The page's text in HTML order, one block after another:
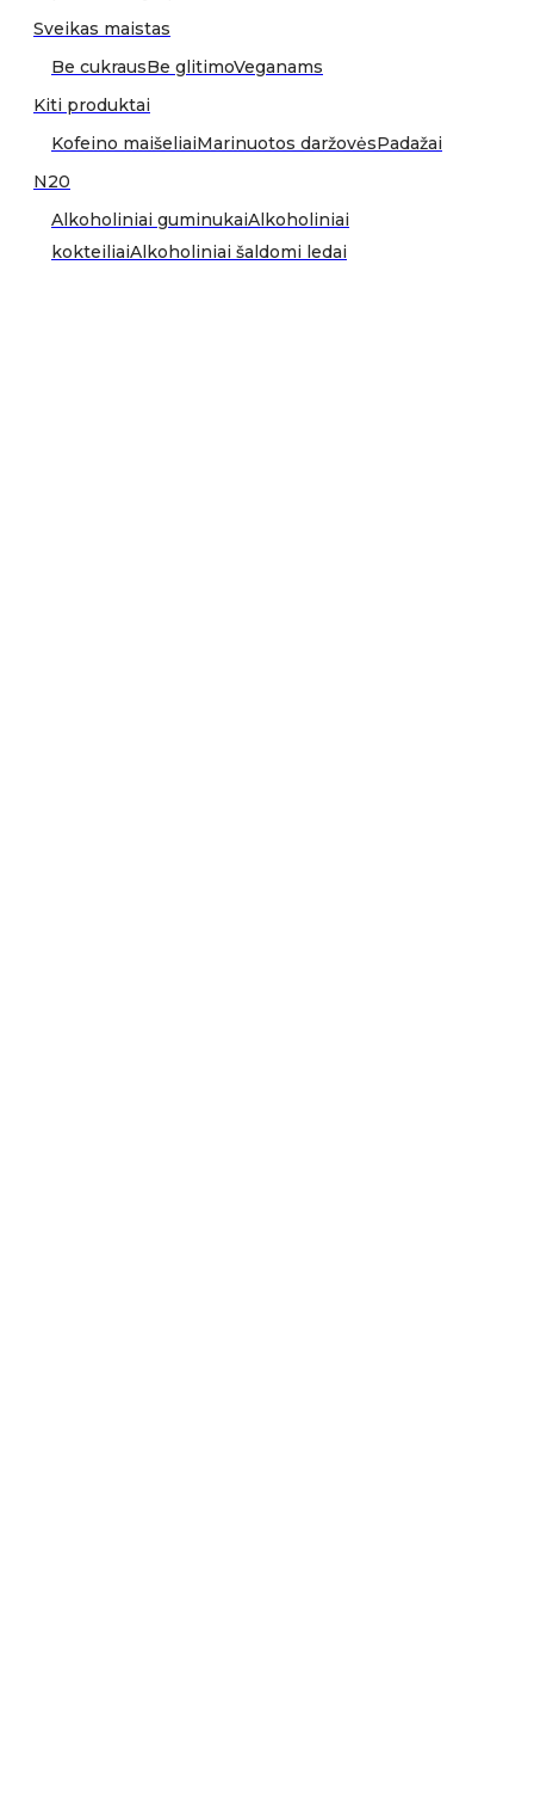
Sveikas maistas
Be cukrausBe glitimoVeganams
Kiti produktai
Kofeino maišeliaiMarinuotos daržovėsPadažai
N20
Alkoholiniai guminukaiAlkoholiniai
kokteiliaiAlkoholiniai šaldomi ledai